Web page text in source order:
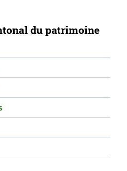
du patrimoine